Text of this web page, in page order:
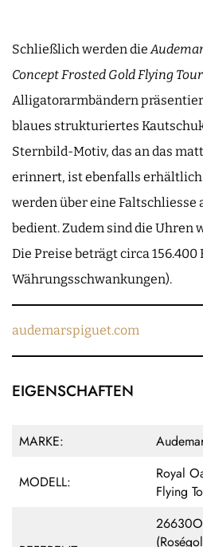
Schließlich werden die
Concept Frosted Gold Flying
Alligatorarmbändern
blaues strukturiertes
Sternbild-Motiv, das an das
erinnert, ist ebenfalls
werden über eine Faltschliesse
bedient. Zudem sind die Uhren
Die Preise beträgt circa
Währungsschwankungen).
audemarspiguet.com
EIGENSCHAFTEN
MARKE:
MODELL:
Royal
Flying